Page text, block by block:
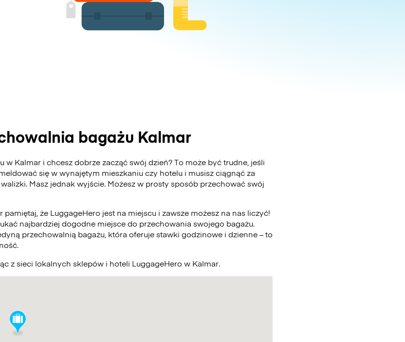
bagażu Kalmar
w Kalmar i chcesz dobrze zacząć swój dzień? To może być trudne, jeśli
się w wynajętym mieszkaniu czy hotelu i musisz ciągnąć za
Masz jednak wyjście. Możesz w prosty sposób przechować swój
że LuggageHero jest na miejscu i zawsze możesz na nas liczyć!
najbardziej dogodne miejsce do przechowania swojego bagażu.
przechowalnią bagażu, która oferuje stawki godzinowe i dzienne – to
z sieci lokalnych sklepów i hoteli LuggageHero w Kalmar.